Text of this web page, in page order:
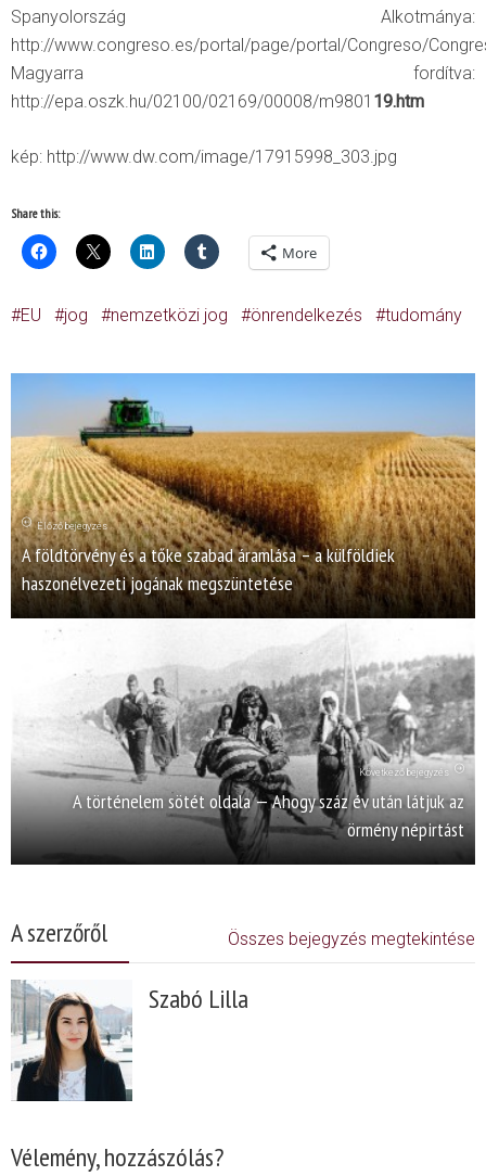
Spanyolország Alkotmánya:
http://www.congreso.es/portal/page/portal/Congreso/
Magyarra fordítva:
http://epa.oszk.hu/02100/02169/00008/m9801 19.htm
kép: http://www.dw.com/image/17915998_303.jpg
Share this:
More
EU jog nemzetközi jog önrendelkezés tudomány
Előző bejegyzés
A földtörvény és a tőke szabad áramlása – a külföldiek
haszonélvezeti jogának megszüntetése
Következő bejegyzés
A történelem sötét oldala — Ahogy száz év után látjuk az
örmény népirtást
A szerzőről Összes bejegyzés megtekintése
Szabó Lilla
Vélemény, hozzászólás?